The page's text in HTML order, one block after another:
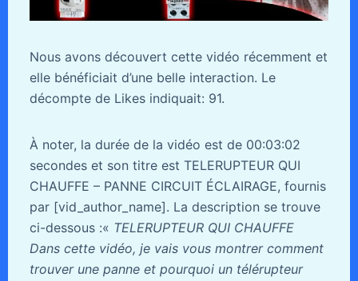
Nous avons découvert cette vidéo récemment et
elle bénéficiait d’une belle interaction. Le
décompte de Likes indiquait: 91.
À noter, la durée de la vidéo est de 00:03:02
secondes et son titre est TELERUPTEUR QUI
CHAUFFE – PANNE CIRCUIT ÉCLAIRAGE, fournis
par [vid_author_name]. La description se trouve
ci-dessous :« TELERUPTEUR QUI CHAUFFE
Dans cette vidéo, je vais vous montrer comment
trouver une panne et pourquoi un télérupteur